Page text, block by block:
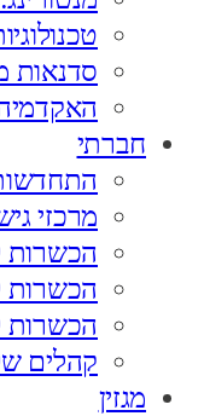
סדנאות
חברתי
מרכזי
הכשרות
הכשרות
הכשרות
קהלים
מגזין